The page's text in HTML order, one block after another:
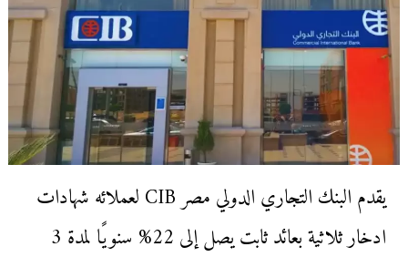
يقدم البنك التجاري الدولي مصر CIB لعملائه شهادات
ادخار ثلاثية بعائد ثابت يصل إلى 22% سنويًا لمدة 3